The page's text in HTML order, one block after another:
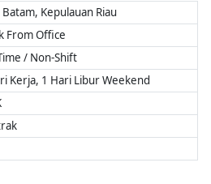
Batam, Kepulauan Riau
From Office
/ Non-Shift
Kerja, 1 Hari Libur Weekend